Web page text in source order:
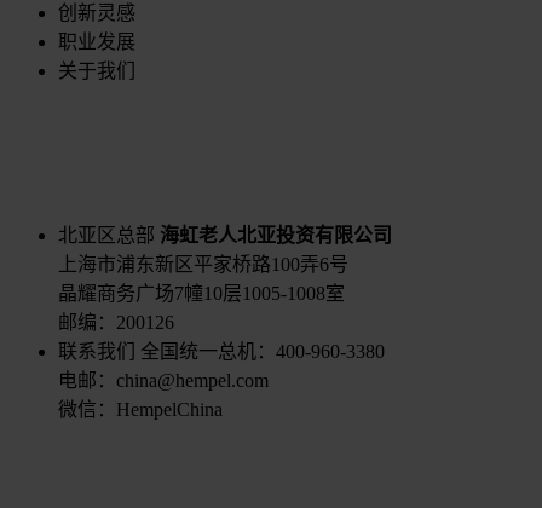
创新灵感
职业发展
关于我们
北亚区总部 海虹老人北亚投资有限公司
上海市浦东新区平家桥路100弄6号
晶耀商务广场7幢10层1005-1008室
邮编：200126
联系我们
全国统一总机：400-960-3380
电邮：china@hempel.com
微信：HempelChina